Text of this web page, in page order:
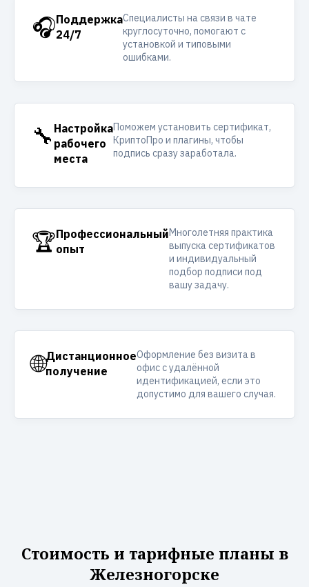
🎧Поддержка
24/7
Специалисты на связи в чате
круглосуточно, помогают с
установкой и типовыми
ошибками.
🔧 Настройка
рабочего
места
Поможем установить сертификат,
КриптоПро и плагины, чтобы
подпись сразу заработала.
🏆Профессиональный
опыт
Многолетняя практика
выпуска сертификатов
и индивидуальный
подбор подписи под
вашу задачу.
🌐Дистанционное
получение
Оформление без визита в
офис с удалённой
идентификацией, если это
допустимо для вашего случая.
Стоимость и тарифные планы в
Железногорске